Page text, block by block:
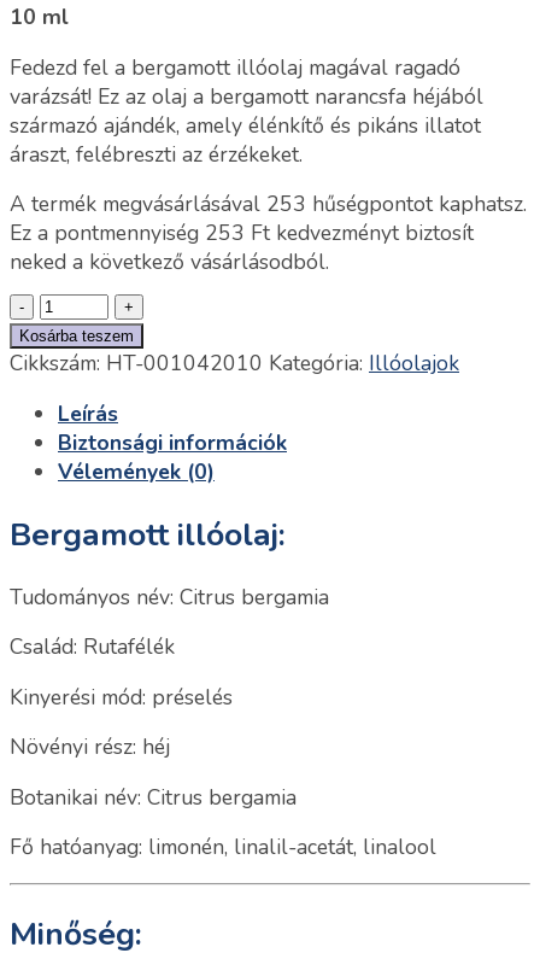
10 ml
Fedezd fel a bergamott illóolaj magával ragadó
varázsát! Ez az olaj a bergamott narancsfa héjából
származó ajándék, amely élénkítő és pikáns illatot
áraszt, felébreszti az érzékeket.
A termék megvásárlásával 253 hűségpontot kaphatsz.
Ez a pontmennyiség 253 Ftkedvezményt biztosít
neked a következő vásárlásodból.
Kosárba teszem
Cikkszám: HT-001042010 Kategória: Illóolajok
Leírás
Biztonsági információk
Vélemények (0)
Bergamott illóolaj:
Tudományos név: Citrus bergamia
Család: Rutafélék
Kinyerési mód: préselés
Növényi rész: héj
Botanikai név: Citrus bergamia
Fő hatóanyag: limonén, linalil-acetát, linalool
Minőség: